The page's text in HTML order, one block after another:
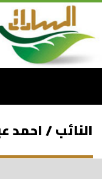
النائب / احمد